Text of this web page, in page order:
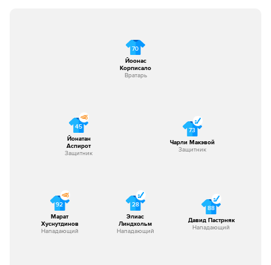
70
Йоонас
Корписало
Вратарь
45
Йонатан
Аспирот
Защитник
73
Чарли Макэвой
Защитник
92
Марат
Хуснутдинов
Нападающий
28
Элиас
Линдхольм
Нападающий
88
Давид Пастрняк
Нападающий